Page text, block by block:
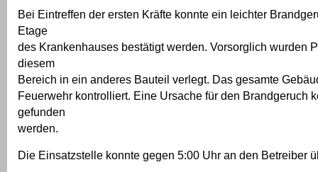
Bei Eintreffen der ersten Kräfte konnte ein leichter
Etage
des Krankenhauses bestätigt werden. Vorsorglich wurden
diesem
Bereich in ein anderes Bauteil verlegt. Das gesamte
Feuerwehr kontrolliert. Eine Ursache für den Brandgeruch
gefunden
werden.
Die Einsatzstelle konnte gegen 5:00 Uhr an den Betreiber